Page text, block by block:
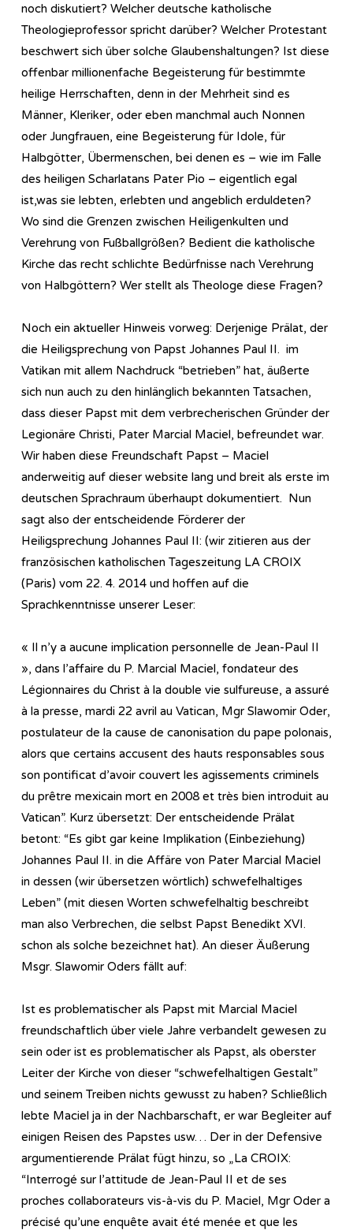
noch diskutiert? Welcher deutsche katholische
Theologieprofessor spricht darüber? Welcher Protestant
beschwert sich über solche Glaubenshaltungen? Ist diese
offenbar millionenfache Begeisterung für bestimmte
heilige Herrschaften, denn in der Mehrheit sind es
Männer, Kleriker, oder eben manchmal auch Nonnen
oder Jungfrauen, eine Begeisterung für Idole, für
Halbgötter, Übermenschen, bei denen es – wie im Falle
des heiligen Scharlatans Pater Pio – eigentlich egal
ist,was sie lebten, erlebten und angeblich erduldeten?
Wo sind die Grenzen zwischen Heiligenkulten und
Verehrung von Fußballgrößen? Bedient die katholische
Kirche das recht schlichte Bedürfnisse nach Verehrung
von Halbgöttern? Wer stellt als Theologe diese Fragen?
Noch ein aktueller Hinweis vorweg: Derjenige Prälat, der
die Heiligsprechung von Papst Johannes Paul II. im
Vatikan mit allem Nachdruck “betrieben” hat, äußerte
sich nun auch zu den hinlänglich bekannten Tatsachen,
dass dieser Papst mit dem verbrecherischen Gründer der
Legionäre Christi, Pater Marcial Maciel, befreundet war.
Wir haben diese Freundschaft Papst – Maciel
anderweitig auf dieser website lang und breit als erste im
deutschen Sprachraum überhaupt dokumentiert. Nun
sagt also der entscheidende Förderer der
Heiligsprechung Johannes Paul II: (wir zitieren aus der
französischen katholischen Tageszeitung LA CROIX
(Paris) vom 22. 4. 2014 und hoffen auf die
Sprachkenntnisse unserer Leser:
« Il n’y a aucune implication personnelle de Jean-Paul II
», dans l’affaire du P. Marcial Maciel, fondateur des
Légionnaires du Christ à la double vie sulfureuse, a assuré
à la presse, mardi 22 avril au Vatican, Mgr Slawomir Oder,
postulateur de la cause de canonisation du pape polonais,
alors que certains accusent des hauts responsables sous
son pontificat d’avoir couvert les agissements criminels
du prêtre mexicain mort en 2008 et très bien introduit au
Vatican”. Kurz übersetzt: Der entscheidende Prälat
betont: “Es gibt gar keine Implikation (Einbeziehung)
Johannes Paul II. in die Affäre von Pater Marcial Maciel
in dessen (wir übersetzen wörtlich) schwefelhaltiges
Leben” (mit diesen Worten schwefelhaltig beschreibt
man also Verbrechen, die selbst Papst Benedikt XVI.
schon als solche bezeichnet hat). An dieser Äußerung
Msgr. Slawomir Oders fällt auf:
Ist es problematischer als Papst mit Marcial Maciel
freundschaftlich über viele Jahre verbandelt gewesen zu
sein oder ist es problematischer als Papst, als oberster
Leiter der Kirche von dieser “schwefelhaltigen Gestalt”
und seinem Treiben nichts gewusst zu haben? Schließlich
lebte Maciel ja in der Nachbarschaft, er war Begleiter auf
einigen Reisen des Papstes usw… Der in der Defensive
argumentierende Prälat fügt hinzu, so „La CROIX:
“Interrogé sur l’attitude de Jean-Paul II et de ses
proches collaborateurs vis-à-vis du P. Maciel, Mgr Oder a
précisé qu’une enquête avait été menée et que les